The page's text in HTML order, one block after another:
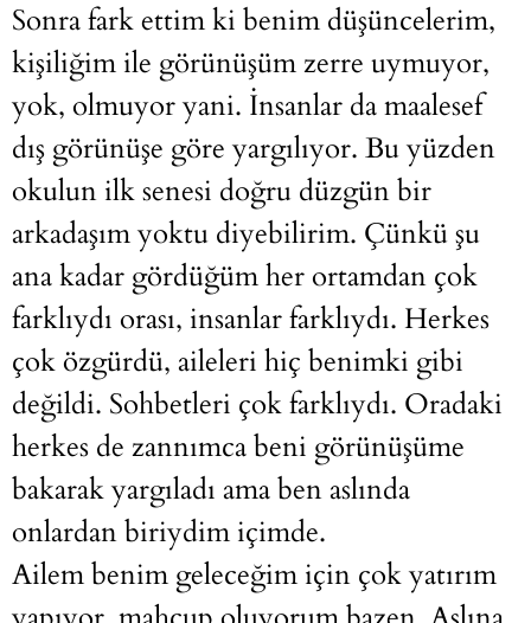
Sonra fark ettim ki benim düşüncelerim,
kişiliğim ile görünüşüm zerre uymuyor,
yok, olmuyor yani. İnsanlar da maalesef
dış görünüşe göre yargılıyor. Bu yüzden
okulun ilk senesi doğru düzgün bir
arkadaşım yoktu diyebilirim. Çünkü şu
ana kadar gördüğüm her ortamdan çok
farklıydı orası, insanlar farklıydı. Herkes
çok özgürdü, aileleri hiç benimki gibi
değildi. Sohbetleri çok farklıydı. Oradaki
herkes de zannımca beni görünüşüme
bakarak yargıladı ama ben aslında
onlardan biriydim içimde.
Ailem benim geleceğim için çok yatırım